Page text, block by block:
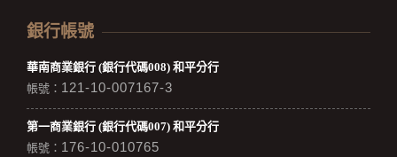
銀行帳號
華南商業銀行 (銀行代碼008) 和平分行
帳號： 121-10-007167-3
第一商業銀行 (銀行代碼007) 和平分行
帳號： 176-10-010765